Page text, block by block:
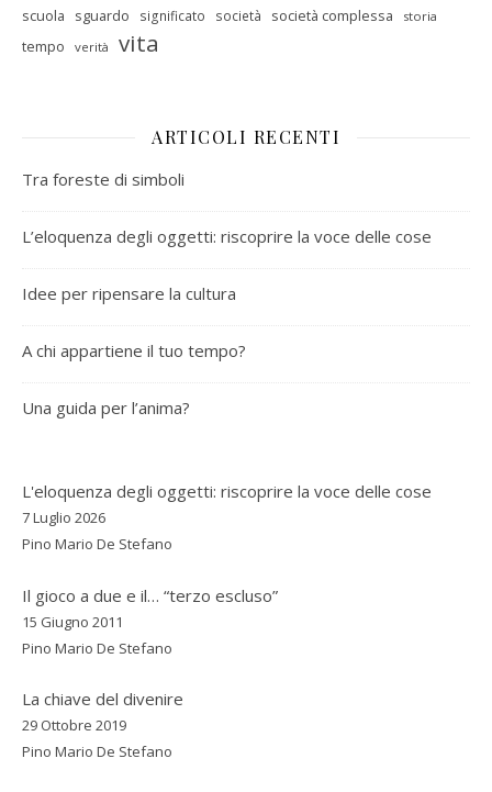
scuola sguardo significato società società complessa storia
tempo verità vita
ARTICOLI RECENTI
Tra foreste di simboli
L’eloquenza degli oggetti: riscoprire la voce delle cose
Idee per ripensare la cultura
A chi appartiene il tuo tempo?
Una guida per l’anima?
L'eloquenza degli oggetti: riscoprire la voce delle cose
7 Luglio 2026
Pino Mario De Stefano
Il gioco a due e il… “terzo escluso”
15 Giugno 2011
Pino Mario De Stefano
La chiave del divenire
29 Ottobre 2019
Pino Mario De Stefano